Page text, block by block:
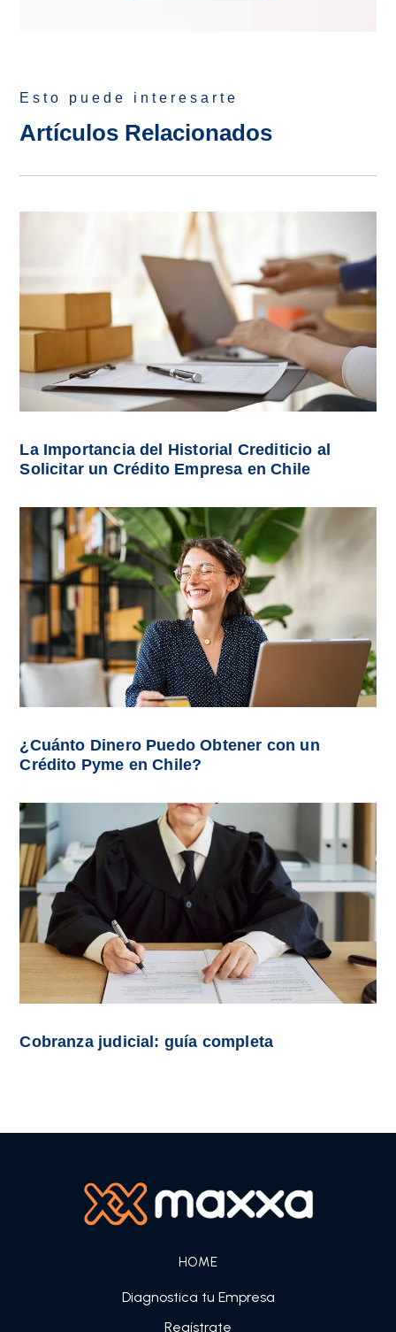
Esto puede interesarte
Artículos Relacionados
La Importancia del Historial Crediticio al
Solicitar un Crédito Empresa en Chile
¿Cuánto Dinero Puedo Obtener con un
Crédito Pyme en Chile?
Cobranza judicial: guía completa
HOME
Diagnostica tu Empresa
Regístrate